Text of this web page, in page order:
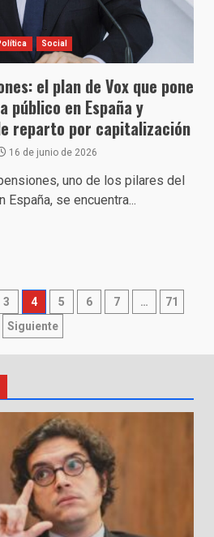
Social
el plan de Vox que pone
público en España y
reparto por capitalización
16 de junio de 2026
uno de los pilares del
se encuentra...
3 4 5 6 7 …
71
Siguiente